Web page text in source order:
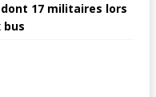
17 militaires lors
bus